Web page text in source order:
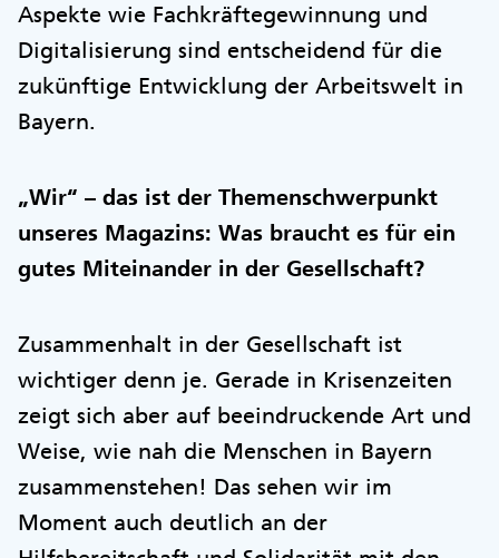
Aspekte wie Fachkräftegewinnung und
Digitalisierung sind entscheidend für die
zukünftige Entwicklung der Arbeitswelt in
Bayern.
„Wir“ – das ist der Themenschwerpunkt
unseres Magazins: Was braucht es für ein
gutes Miteinander in der Gesellschaft?
Zusammenhalt in der Gesellschaft ist
wichtiger denn je. Gerade in Krisenzeiten
zeigt sich aber auf beeindruckende Art und
Weise, wie nah die Menschen in Bayern
zusammenstehen! Das sehen wir im
Moment auch deutlich an der